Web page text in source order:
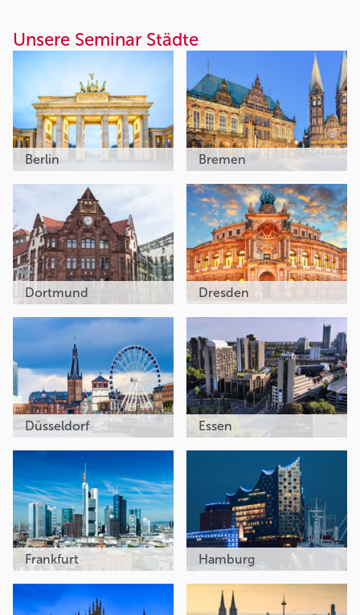
Unsere Seminar Städte
Berlin Bremen
Dortmund Dresden
Düsseldorf Essen
Frankfurt Hamburg